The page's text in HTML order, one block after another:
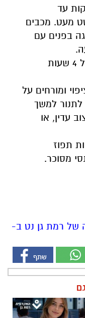
תפוז
מסוכר.
רמת גן נט ב-
ראשון במערכות
בלבד